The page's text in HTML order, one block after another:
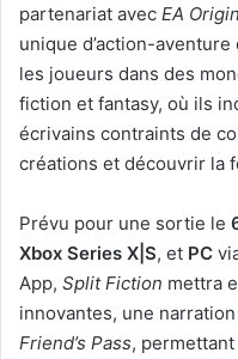
partenariat avec EA
unique d’action-
les joueurs dans des
fiction et fantasy, où ils
écrivains contraints de
créations et découvrir la
Prévu pour une sortie le
Xbox Series X|S, et PC
App, Split Fiction mettra
innovantes, une
Friend’s Pass,